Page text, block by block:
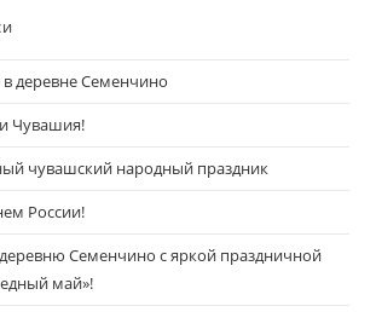
деревне Семенчино
Чувашия!
чувашский народный праздник
России!
Семенчино с яркой праздничной
май»!